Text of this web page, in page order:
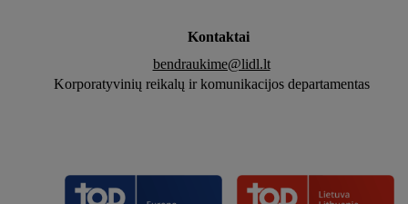
Kontaktai
bendraukime@lidl.lt
Korporatyvinių reikalų ir komunikacijos departamentas